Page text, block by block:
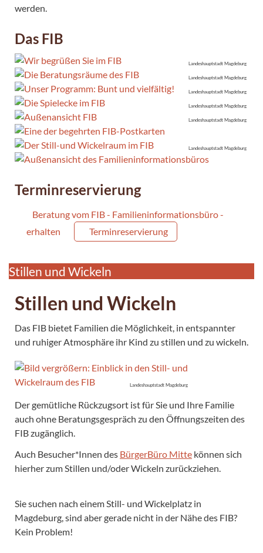
werden.
Das FIB
Landeshauptstadt Magdeburg
Landeshauptstadt Magdeburg
Landeshauptstadt Magdeburg
Landeshauptstadt Magdeburg
Landeshauptstadt Magdeburg
Landeshauptstadt Magdeburg
Terminreservierung
Beratung vom FIB - Familieninformationsbüro -
erhalten
Terminreservierung
Stillen und Wickeln
Stillen und Wickeln
Das FIB bietet Familien die Möglichkeit, in entspannter
und ruhiger Atmosphäre ihr Kind zu stillen und zu wickeln.
Landeshauptstadt Magdeburg
Der gemütliche Rückzugsort ist für Sie und Ihre Familie
auch ohne Beratungsgespräch zu den Öffnungszeiten des
FIB zugänglich.
Auch Besucher*Innen des BürgerBüro Mitte können sich
hierher zum Stillen und/oder Wickeln zurückziehen.
Sie suchen nach einem Still- und Wickelplatz in
Magdeburg, sind aber gerade nicht in der Nähe des FIB?
Kein Problem!